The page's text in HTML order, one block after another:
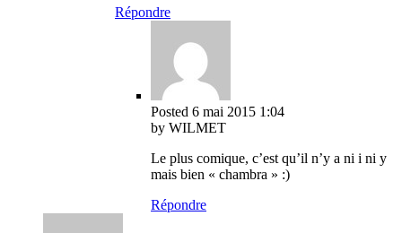
Répondre
Posted 6 mai 2015 1:04
by WILMET
Le plus comique, c’est qu’il n’y a ni i ni y
mais bien « chambra » :)
Répondre